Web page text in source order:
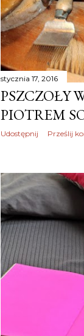
stycznia 17, 2016
PSZCZOŁY
PIOTREM
Udostępnij Prześlij